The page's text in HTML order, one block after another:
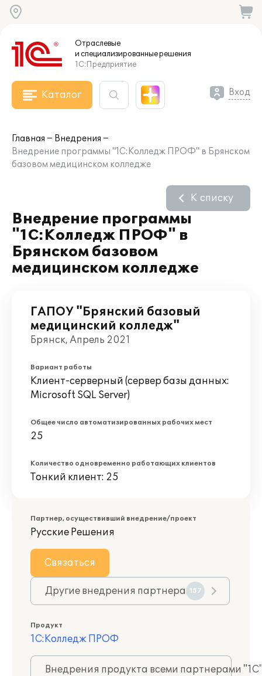
Отраслевые
и специализированныерешения
1С:Предприятие
Каталог Вход
Главная
Внедрения
Внедрение программы "1С:Колледж ПРОФ" в Брянском
базовом медицинском колледже
Внедрение программы
"1С:Колледж ПРОФ" в
Брянском базовом
медицинском колледже
К списку
ГАПОУ "Брянский базовый
медицинский колледж"
Брянск, Апрель 2021
Вариант работы
Клиент-серверный (сервер базы данных:
Microsoft SQL Server)
Общее число автоматизированных рабочих мест
25
Количество одновременно работающих клиентов
Тонкий клиент: 25
Партнер, осуществивший внедрение/проект
Русские Решения
Связаться
Другие внедрения партнера 157
Продукт
1С:Колледж ПРОФ
Внедрения продукта всеми партнерами